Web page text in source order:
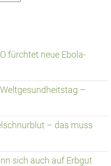
fürchtet neue Ebola-
–
– das muss
sich auch auf Erbgut